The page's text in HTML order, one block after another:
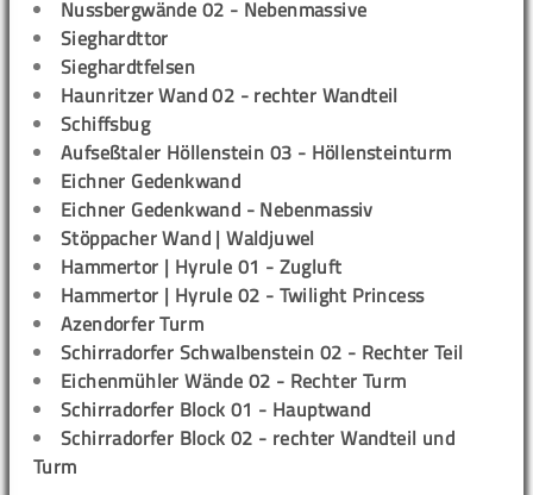
Nussbergwände 02 - Nebenmassive
Sieghardttor
Sieghardtfelsen
Haunritzer Wand 02 - rechter Wandteil
Schiffsbug
Aufseßtaler Höllenstein 03 - Höllensteinturm
Eichner Gedenkwand
Eichner Gedenkwand - Nebenmassiv
Stöppacher Wand | Waldjuwel
Hammertor | Hyrule 01 - Zugluft
Hammertor | Hyrule 02 - Twilight Princess
Azendorfer Turm
Schirradorfer Schwalbenstein 02 - Rechter Teil
Eichenmühler Wände 02 - Rechter Turm
Schirradorfer Block 01 - Hauptwand
Schirradorfer Block 02 - rechter Wandteil und
Turm